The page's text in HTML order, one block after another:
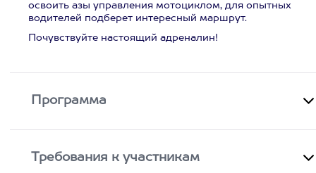
освоить азы управления мотоциклом, для опытных
водителей подберет интересный маршрут.
Почувствуйте настоящий адреналин!
Программа
Требования к участникам